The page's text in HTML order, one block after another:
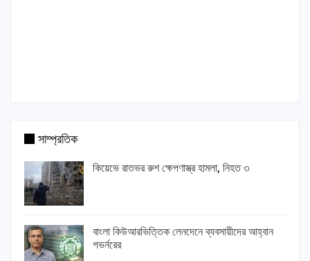
সাম্প্রতিক
কিয়েভে রাতভর রুশ ক্ষেপণাস্ত্র হামলা, নিহত ৩
বাংলা কিউআরভিত্তিক লেনদেনে ব্যবসায়ীদের আহ্বান
গভর্নরের